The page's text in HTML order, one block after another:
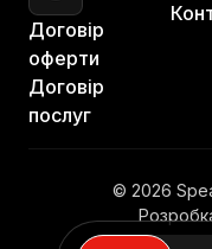
Договір
оферти
Договір
послуг
© 2026